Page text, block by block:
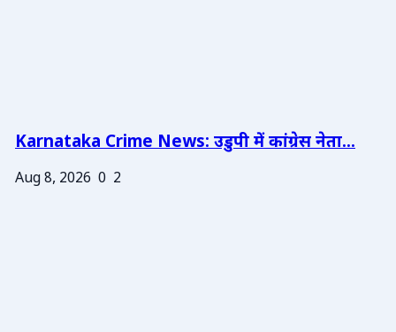
Karnataka Crime News: उडुपी में कांग्रेस नेता...
Aug 8, 2026 0 2